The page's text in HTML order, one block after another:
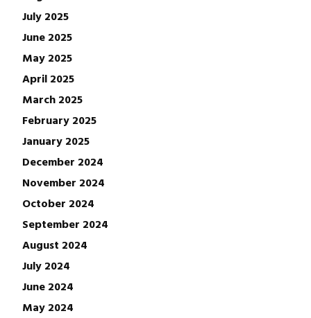
July 2025
June 2025
May 2025
April 2025
March 2025
February 2025
January 2025
December 2024
November 2024
October 2024
September 2024
August 2024
July 2024
June 2024
May 2024